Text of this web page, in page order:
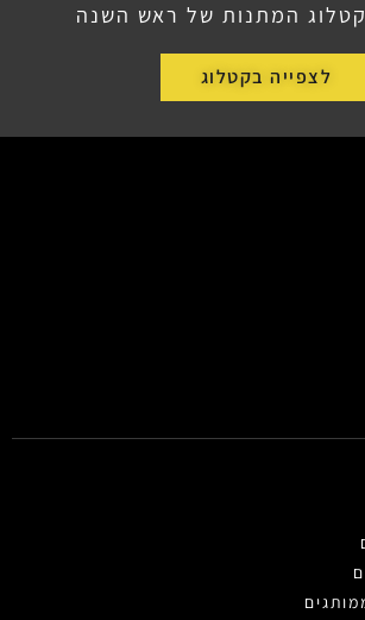
המתנות של ראש השנה
לצפייה בקטלוג